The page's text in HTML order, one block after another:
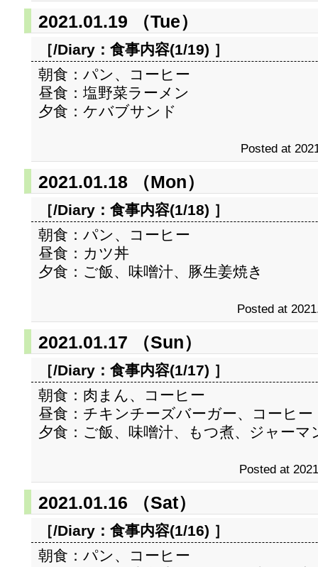
2021.01.19 （Tue）
［/Diary： 食事内容(1/19) ］
朝食：パン、コーヒー
昼食：塩野菜ラーメン
夕食：ケバブサンド
Posted at
2021.01.18 （Mon）
［/Diary： 食事内容(1/18) ］
朝食：パン、コーヒー
昼食：カツ丼
夕食：ご飯、味噌汁、豚生姜焼き
Posted at
2021.01.17 （Sun）
［/Diary： 食事内容(1/17) ］
朝食：肉まん、コーヒー
昼食：チキンチーズバーガー、コーヒー
夕食：ご飯、味噌汁、もつ煮、ジャーマ
Posted at
2021.01.16 （Sat）
［/Diary： 食事内容(1/16) ］
朝食：パン、コーヒー